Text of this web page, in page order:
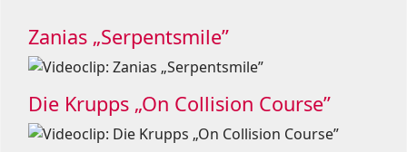
Zanias „Serpentsmile”
Die Krupps „On Collision Course”